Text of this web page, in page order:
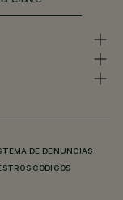
DE DENUNCIAS
CÓDIGOS